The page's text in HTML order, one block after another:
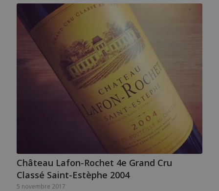
Château Lafon-Rochet 4e Grand Cru
Classé Saint-Estèphe 2004
5 novembre 2017